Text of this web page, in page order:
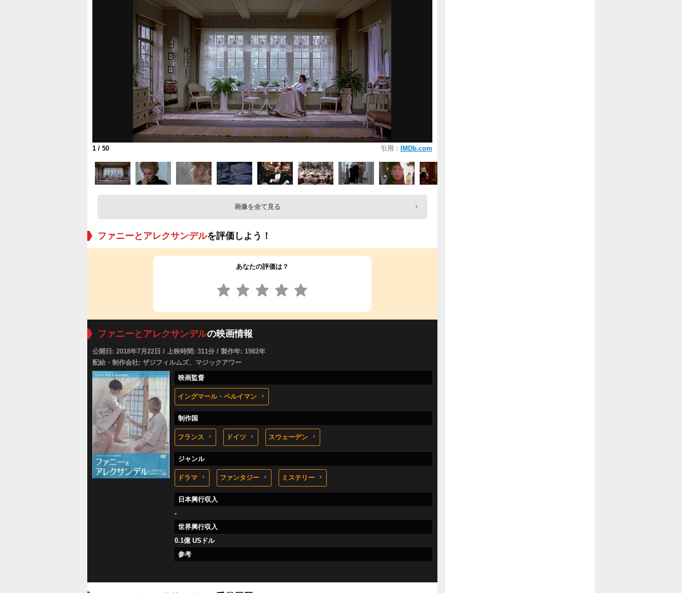
1 / 50 引用： IMDb.com
画像を全て見る
ファニーとアレクサンデルを評価しよう！
あなたの評価は？
ファニーとアレクサンデルの映画情報
公開日: 2018年7月22日 / 上映時間: 311分 / 製作年: 1982年
配給・制作会社: ザジフィルムズ、マジックアワー
映画監督
イングマール・ベルイマン
制作国
フランス ドイツ スウェーデン
ジャンル
ドラマ ファンタジー ミステリー
日本興行収入
-
世界興行収入
0.1億 USドル
参考